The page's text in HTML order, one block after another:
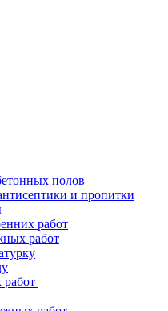
полов
и пропитки
работ
работ